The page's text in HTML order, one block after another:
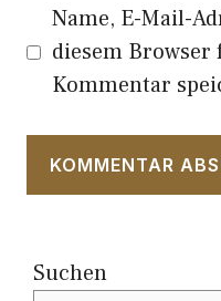
Name, E-Mail-
diesem
Kommentar
Suchen